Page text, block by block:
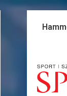
Skip